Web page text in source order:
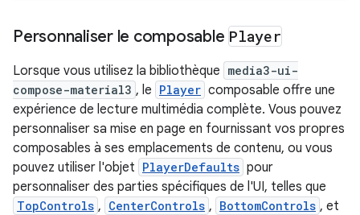
Personnaliser le composable Player
Lorsque vous utilisez la bibliothèque media3-ui-
compose-material3 , le Player composable offre une
expérience de lecture multimédia complète. Vous pouvez
personnaliser sa mise en page en fournissant vos propres
composables à ses emplacements de contenu, ou vous
pouvez utiliser l'objet PlayerDefaults pour
personnaliser des parties spécifiques de l'UI, telles que
TopControls , CenterControls , BottomControls , et